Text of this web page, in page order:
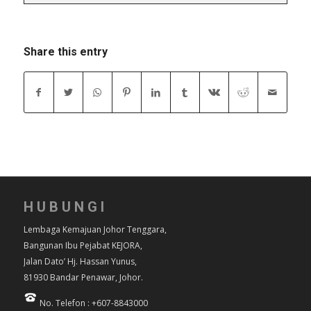
Share this entry
HUBUNGI
Lembaga Kemajuan Johor Tenggara,
Bangunan Ibu Pejabat KEJORA,
Jalan Dato’ Hj. Hassan Yunus,
81930 Bandar Penawar, Johor.
No. Telefon : +607-8843000